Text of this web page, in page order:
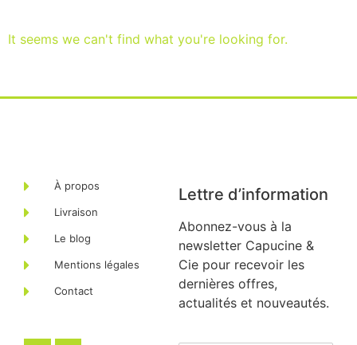
It seems we can't find what you're looking for.
À propos
Livraison
Le blog
Mentions légales
Contact
Lettre d’information
Abonnez-vous à la
newsletter Capucine &
Cie pour recevoir les
dernières offres,
actualités et nouveautés.